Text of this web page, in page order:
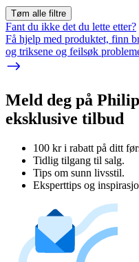
Tøm alle filtre
Fant du ikke det du lette etter?
Få hjelp med produktet, finn
og triksene og feilsøk
Meld deg på
eksklusive tilbud
100 kr i rabatt på ditt
Tidlig tilgang til salg.
Tips om sunn livsstil.
Eksperttips og